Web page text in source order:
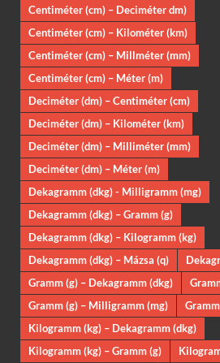
Centiméter (cm) – Deciméter dm)
Centiméter (cm) – Kilométer (km)
Centiméter (cm) – Millméter (mm)
Centiméter (cm) – Méter (m)
Deciméter (dm) – Centiméter (cm)
Deciméter (dm) – Kilométer (km)
Deciméter (dm) – Milliméter (mm)
Deciméter (dm) – Méter (m)
Dekagramm (dkg) - Milligramm (mg)
Dekagramm (dkg) – Gramm (g)
Dekagramm (dkg) – Kilogramm (kg)
Dekagramm (dkg) – Mázsa (q)
Gramm (g) – Dekagramm (dkg)
Gramm (g) – Milligramm (mg)
Kilogramm (kg) – Dekagramm (dkg)
Kilogramm (kg) – Gramm (g)